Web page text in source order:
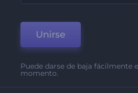
Unirse
Puede darse de baja fácilmente
momento.